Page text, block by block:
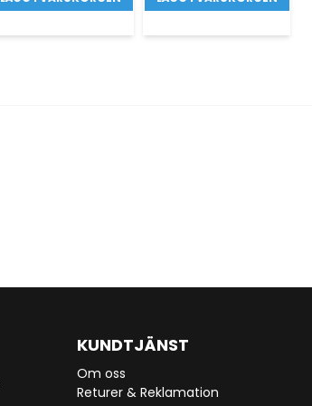
KUNDTJÄNST
Om oss
Returer & Reklamation